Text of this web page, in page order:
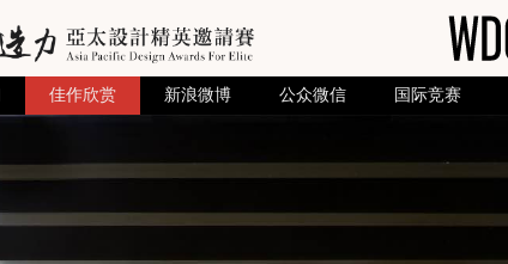
佳作欣赏 新浪微博 公众微信 国际竞赛